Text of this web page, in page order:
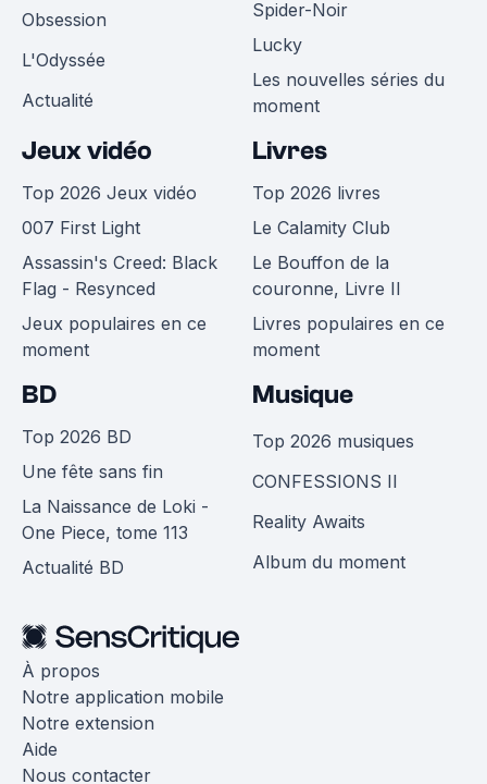
Obsession
L'Odyssée
Actualité
Spider-Noir
Lucky
Les nouvelles séries du
moment
Jeux vidéo
Top 2026 Jeux vidéo
007 First Light
Assassin's Creed: Black
Flag - Resynced
Jeux populaires en ce
moment
Livres
Top 2026 livres
Le Calamity Club
Le Bouffon de la
couronne, Livre II
Livres populaires en ce
moment
BD
Top 2026 BD
Une fête sans fin
La Naissance de Loki -
One Piece, tome 113
Actualité BD
Musique
Top 2026 musiques
CONFESSIONS II
Reality Awaits
Album du moment
À propos
Notre application mobile
Notre extension
Aide
Nous contacter